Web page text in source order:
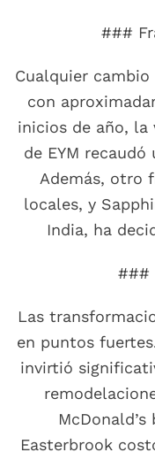
###
Cualquier
con
inicios de año, la
de EYM
Además, otro
locales, y
India, ha
###
Las
en puntos
invirtió
Easterbrook